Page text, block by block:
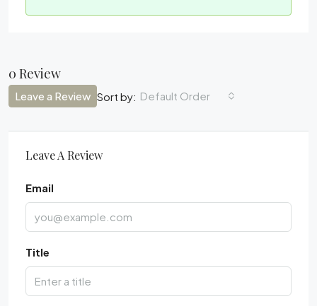
0 Review
Sort by: Default Order
Leave a Review
Leave A Review
Email
Title